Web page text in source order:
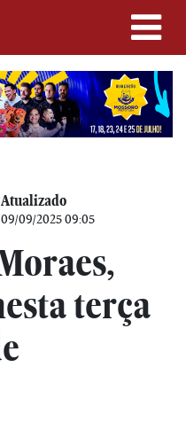
Atualizado
09/09/2025 09:05
terça